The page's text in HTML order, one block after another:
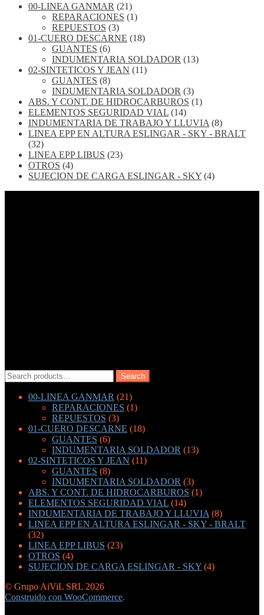
00-LINEA GANMAR (21)
REPARACIONES (1)
REPUESTOS (3)
01-CUERO DESCARNE (18)
GUANTES (6)
INDUMENTARIA SOLDADOR (13)
02-SINTETICOS Y JEAN (11)
GUANTES (8)
INDUMENTARIA SOLDADOR (3)
ABS. Y CONT. DE HIDROCARBUROS (1)
ELEMENTOS SEGURIDAD VIAL (14)
INDUMENTARIA DE TRABAJO Y LLUVIA (8)
LINEA EPP EN ALTURA ESLINGAR - SKY - BRALT
(32)
LINEA EPP LIBUS (23)
OTROS (4)
SUJECION DE CARGA ESLINGAR - SKY (4)
Search
for:
Search
00-LINEA GANMAR (21)
REPARACIONES (1)
REPUESTOS (3)
01-CUERO DESCARNE (18)
GUANTES (6)
INDUMENTARIA SOLDADOR (13)
02-SINTETICOS Y JEAN (11)
GUANTES (8)
INDUMENTARIA SOLDADOR (3)
ABS. Y CONT. DE HIDROCARBUROS (1)
ELEMENTOS SEGURIDAD VIAL (14)
INDUMENTARIA DE TRABAJO Y LLUVIA (8)
LINEA EPP EN ALTURA ESLINGAR - SKY - BRALT
(32)
LINEA EPP LIBUS (23)
OTROS (4)
SUJECION DE CARGA ESLINGAR - SKY (4)
© Grupo AiViL SRL 2026
Construido con WooCommerce.